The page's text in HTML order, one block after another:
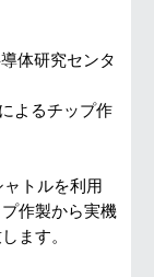
体研究センタ
よるチップ作
トルを利用
作製から実機
ます。